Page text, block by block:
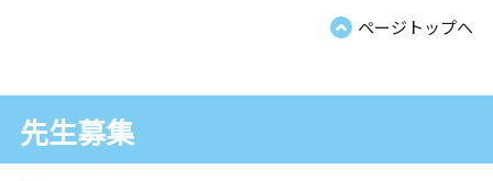
ページトップへ
先生募集